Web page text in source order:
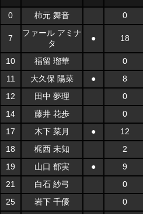
0 柿元 舞音 0
7
ファール アミナ
タ
● 18
10 福留 瑠華 0
11
大久保 陽菜 ● 8
12
田中 夢理 0
14
藤井 花歩 0
17
木下 菜月 ● 12
18
梶西 未知 2
19
山口 郁実 ● 9
21
白石 紗弓 0
25
岩下 千優 0